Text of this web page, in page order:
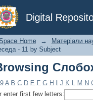
Digital
Home → Матеріали
- 11 by Subject
A B C D E F G H J K L M N
enter first few letters: